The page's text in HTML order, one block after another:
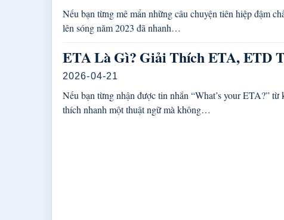
Nếu bạn từng mê mẩn những câu chuyện tiên hiệp đậm
lên sóng năm 2023 đã nhanh…
ETA Là Gì? Giải Thích ETA, ETD
2026-04-21
Nếu bạn từng nhận được tin nhắn “What’s your ETA?”
thích nhanh một thuật ngữ mà không…